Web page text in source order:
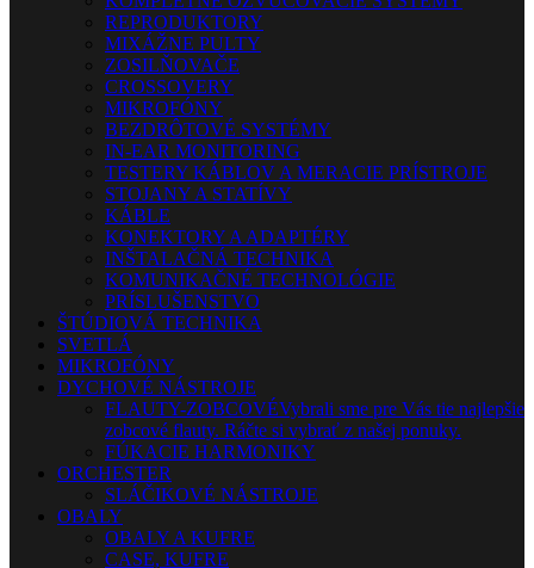
REPRODUKTORY
MIXÁŽNE PULTY
ZOSILŇOVAČE
CROSSOVERY
MIKROFÓNY
BEZDRÔTOVÉ SYSTÉMY
IN-EAR MONITORING
TESTERY KÁBLOV A MERACIE PRÍSTROJE
STOJANY A STATÍVY
KÁBLE
KONEKTORY A ADAPTÉRY
INŠTALAČNÁ TECHNIKA
KOMUNIKAČNÉ TECHNOLÓGIE
PRÍSLUŠENSTVO
ŠTÚDIOVÁ TECHNIKA
SVETLÁ
MIKROFÓNY
DYCHOVÉ NÁSTROJE
FLAUTY-ZOBCOVÉVybrali sme pre Vás tie najlepšie
zobcové flauty. Ráčte si vybrať z našej ponuky.
FÚKACIE HARMONIKY
ORCHESTER
SLÁČIKOVÉ NÁSTROJE
OBALY
OBALY A KUFRE
CASE, KUFRE